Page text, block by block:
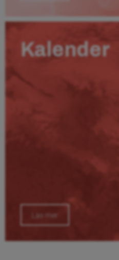
Kalender
Läs mer